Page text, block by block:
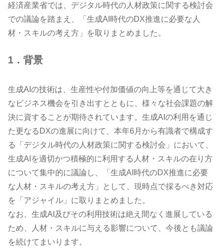
経済産業省では、デジタル時代の人材政策に関する検討会
での議論を踏まえ、「生成AI時代のDX推進に必要な人
材・スキルの考え方」を取りまとめました。
1．背景
生成AIの技術は、生産性や付加価値の向上等を通じて大き
なビジネス機会を引き出すとともに、様々な社会課題の解
決に資することが期待されています。生成AIの利用を通じ
た更なるDXの進展に向けて、本年6月から有識者で構成す
る「デジタル時代の人材政策に関する検討会」において、
生成AIを適切かつ積極的に利用する人材・スキルの在り方
について集中的に議論し、「生成AI時代のDX推進に必要
な人材・スキルの考え方」として、現時点で採るべき対応
を「アジャイル」に取りまとめました。
なお、生成AI及びその利用技術は絶え間なく進展している
ため、人材・スキルに与える影響について、今後とも議論
を続けてまいります。